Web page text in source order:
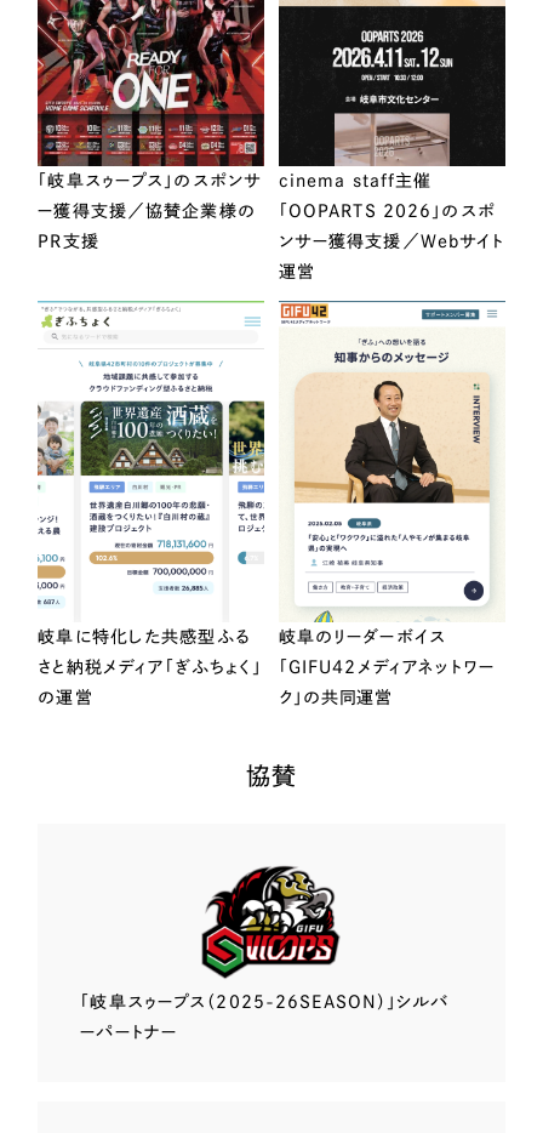
「岐阜スゥープス」のスポンサ
ー獲得支援／協賛企業様の
PR支援
cinema staff主催
「OOPARTS 2026」のスポ
ンサー獲得支援／Webサイト
運営
岐阜に特化した共感型ふる
さと納税メディア「ぎふちょく」
の運営
岐阜のリーダーボイス
「GIFU42メディアネットワー
ク」の共同運営
協賛
「岐阜スゥープス （2025-26SEASON）」 シルバ
ーパートナー